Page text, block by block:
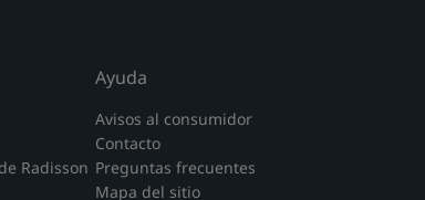
Radisson
Ayuda
Avisos al consumidor
Contacto
Preguntas frecuentes
Mapa del sitio